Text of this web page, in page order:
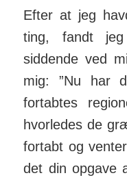
Efter at jeg
ting, fandt
siddende ved
mig: ”Nu har
fortabtes
hvorledes de
fortabt og
det din opgave